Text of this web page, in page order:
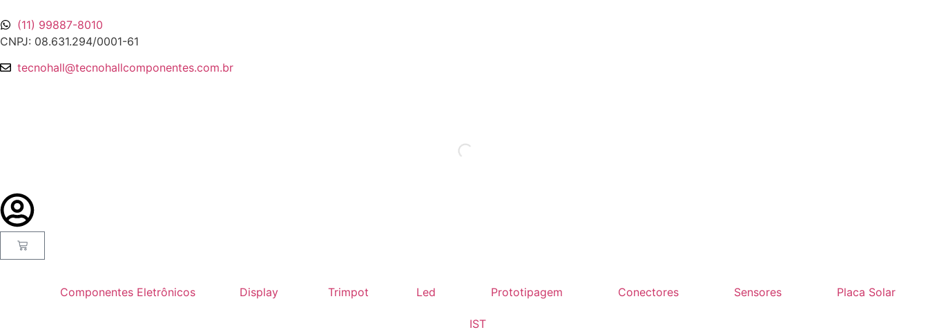
(11) 99887-8010
CNPJ: 08.631.294/0001-61
tecnohall@tecnohallcomponentes.com.br
Componentes Eletrônicos Display Trimpot Led Prototipagem Conectores Sensores Placa Solar
IST